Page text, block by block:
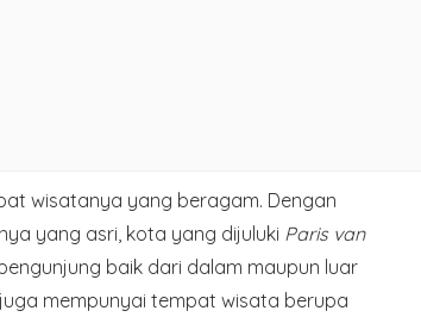
wisatanya yang beragam. Dengan
yang asri, kota yang dijuluki Paris van
baik dari dalam maupun luar
mempunyai tempat wisata berupa